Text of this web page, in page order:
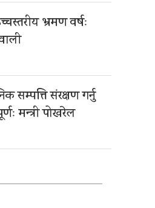
भ्रमण वर्षः
सम्पत्ति संरक्षण गर्नु
मन्त्री पोखरेल